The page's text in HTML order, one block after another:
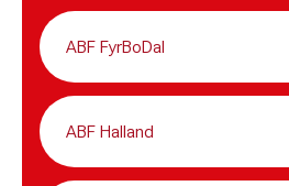
ABF FyrBoDal
ABF Halland